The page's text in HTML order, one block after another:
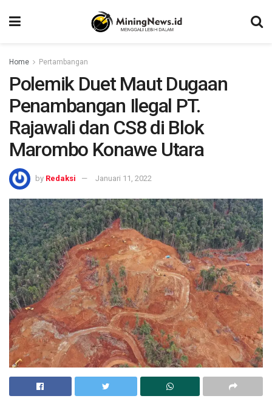
Home Pertambangan
Polemik Duet Maut Dugaan
Penambangan Ilegal PT.
Rajawali dan CS8 di Blok
Marombo Konawe Utara
by Redaksi Januari 11, 2022